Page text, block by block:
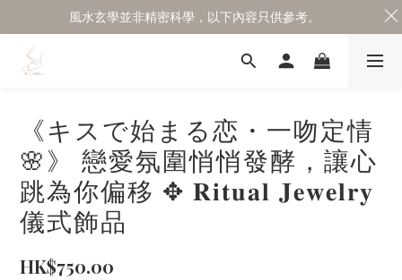
《キスで始まる恋・一吻定情
🌸》 戀愛氛圍悄悄發酵，讓心
跳為你偏移 ✥ 𝐑𝐢𝐭𝐮𝐚𝐥 𝐉𝐞𝐰𝐞𝐥𝐫𝐲
儀式飾品
HK$750.00
風水玄學並非精密科學，以下內容只供參考。